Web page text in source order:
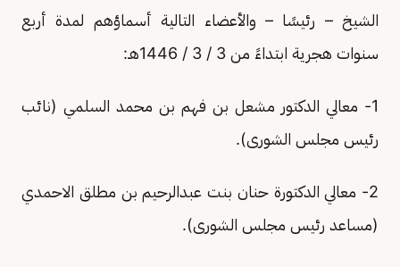
الشيخ – رئيسًا – والأعضاء التالية أسماؤهم لمدة أربع
سنوات هجرية ابتداءً من 3 / 3 / 1446هـ:
1- معالي الدكتور مشعل بن فهم بن محمد السلمي (نائب
رئيس مجلس الشورى).
2- معالي الدكتورة حنان بنت عبدالرحيم بن مطلق الاحمدي
(مساعد رئيس مجلس الشورى).